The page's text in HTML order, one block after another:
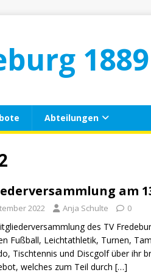
Abteilungen
am
2022 Anja Schulte 0
des TV
Fußball, Leichtathletik, Turnen,
Tischtennis und Discgolf über ihr
welches zum Teil durch […]